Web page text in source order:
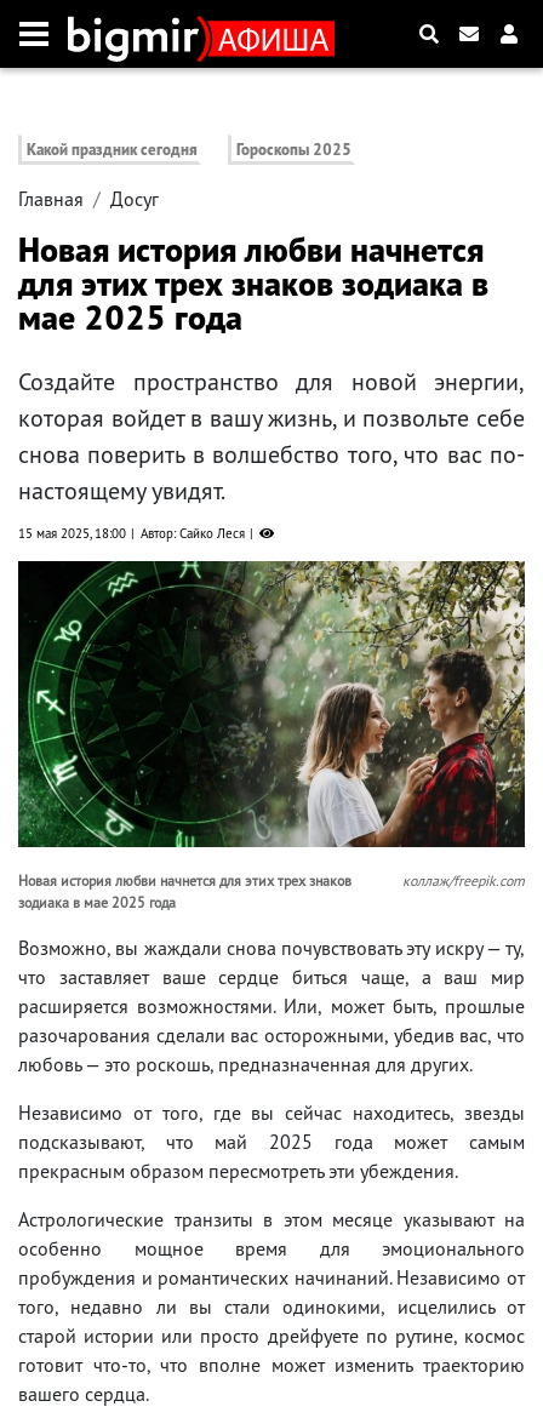
Какой праздник сегодня Гороскопы 2025
Главная Досуг
Новая история любви начнется
для этих трех знаков зодиака в
мае 2025 года
Создайте пространство для новой энергии,
которая войдет в вашу жизнь, и позвольте себе
снова поверить в волшебство того, что вас по-
настоящему увидят.
15 мая 2025, 18:00 Автор: Сайко Леся
Новая история любви начнется для этих трех знаков
зодиака в мае 2025 года
коллаж/freepik.com
Возможно, вы жаждали снова почувствовать эту искру — ту,
что заставляет ваше сердце биться чаще, а ваш мир
расширяется возможностями. Или, может быть, прошлые
разочарования сделали вас осторожными, убедив вас, что
любовь — это роскошь, предназначенная для других.
Независимо от того, где вы сейчас находитесь, звезды
подсказывают, что май 2025 года может самым
прекрасным образом пересмотреть эти убеждения.
Астрологические транзиты в этом месяце указывают на
особенно мощное время для эмоционального
пробуждения и романтических начинаний. Независимо от
того, недавно ли вы стали одинокими, исцелились от
старой истории или просто дрейфуете по рутине, космос
готовит что-то, что вполне может изменить траекторию
вашего сердца.